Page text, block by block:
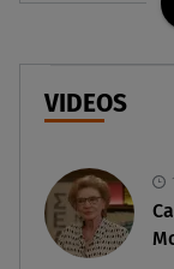
Σάκης
Nissan
την
06.08.26 , 09:07
VIDEOS